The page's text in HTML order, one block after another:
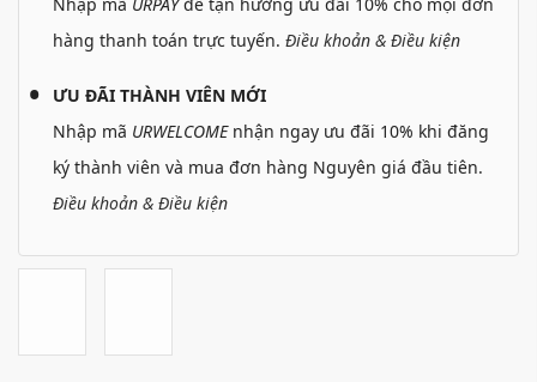
hàng thanh toán trực tuyến. Điều khoản & Điều kiện
ƯU ĐÃI THÀNH VIÊN MỚI
Nhập mã URWELCOMEnhận ngay ưu đãi 10% khi đăng
ký thành viên và mua đơn hàng Nguyên giá đầu tiên.
Điều khoản & Điều kiện